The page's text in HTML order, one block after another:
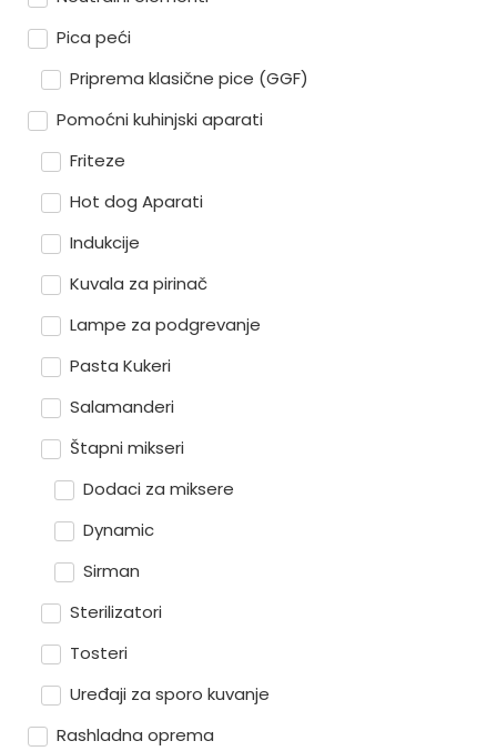
Pica peći
Priprema klasične pice (GGF)
Pomoćni kuhinjski aparati
Friteze
Hot dog Aparati
Indukcije
Kuvala za pirinač
Lampe za podgrevanje
Pasta Kukeri
Salamanderi
Štapni mikseri
Dodaci za miksere
Dynamic
Sirman
Sterilizatori
Tosteri
Uređaji za sporo kuvanje
Rashladna oprema